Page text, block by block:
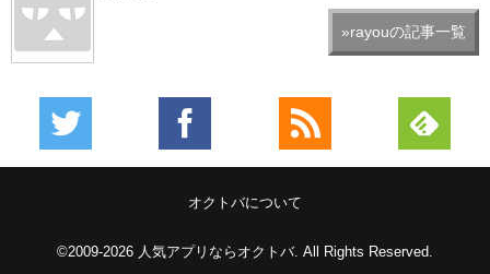
»rayouの記事一覧
オクトバについて
©2009-2026 人気アプリならオクトバ. All Rights Reserved.